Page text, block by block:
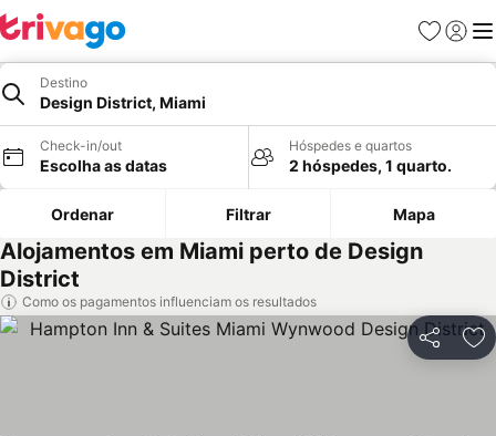
Favoritos
Iniciar
Destino
Design District, Miami
Check-in/out
Escolha as datas
Hóspedes e quartos
2 hóspedes, 1 quarto.
Ordenar Filtrar Mapa
Alojamentos em Miami perto de Design
District
Como os pagamentos influenciam os resultados
Partilhar